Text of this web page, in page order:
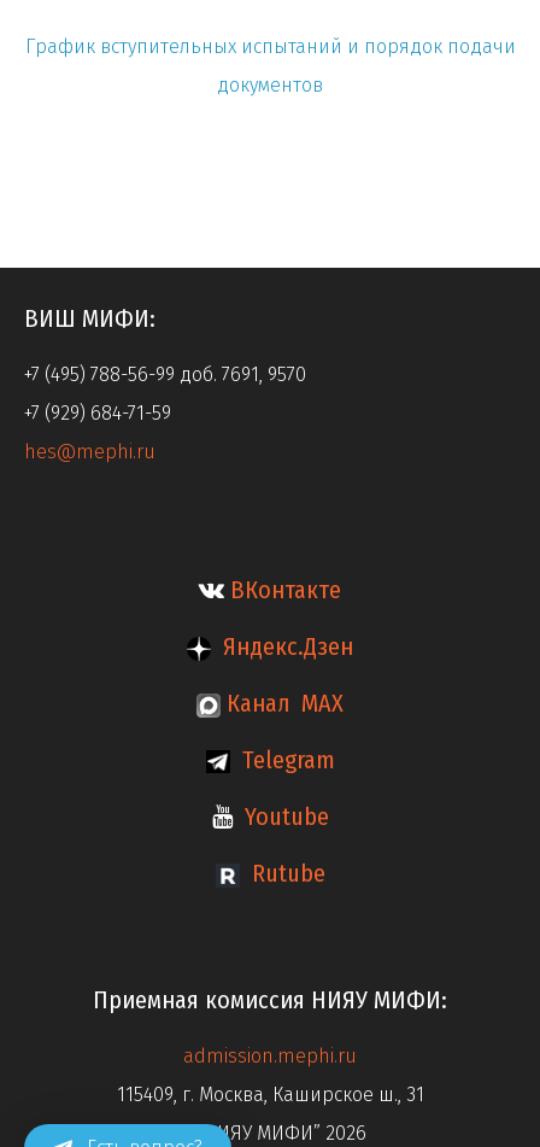
График вступительных испытаний и порядок подачи
документов
ВИШ МИФИ:
+7 (495) 788-56-99 доб. 7691, 9570
+7 (929) 684-71-59
hes@mephi.ru
ВКонтакте
Яндекс.Дзен
Канал MAX
Telegram
Youtube
Rutube
Приемная комиссия НИЯУ МИФИ:
admission.mephi.ru
115409, г. Москва, Каширское ш., 31
© “НИЯУ МИФИ” 2026